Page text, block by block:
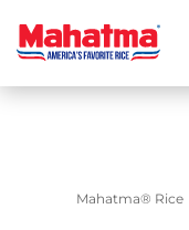
Mahatma® Rice